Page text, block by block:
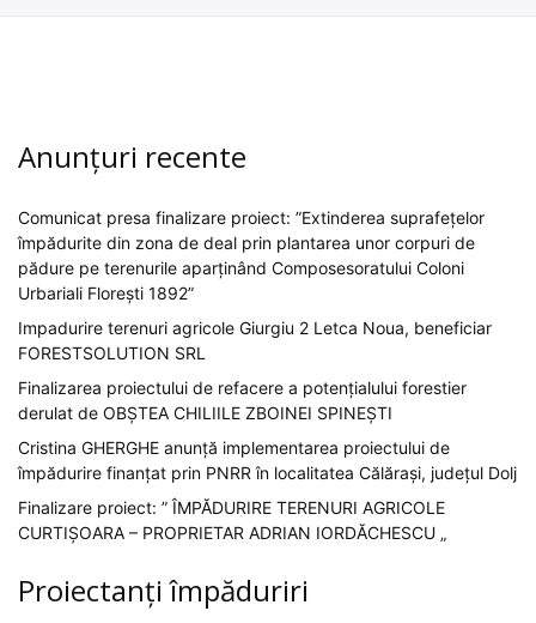
Anunțuri recente
Comunicat presa finalizare proiect: ”Extinderea suprafețelor
împădurite din zona de deal prin plantarea unor corpuri de
pădure pe terenurile aparținând Composesoratului Coloni
Urbariali Florești 1892”
Impadurire terenuri agricole Giurgiu 2 Letca Noua, beneficiar
FORESTSOLUTION SRL
Finalizarea proiectului de refacere a potențialului forestier
derulat de OBȘTEA CHILIILE ZBOINEI SPINEȘTI
Cristina GHERGHE anunță implementarea proiectului de
împădurire finanțat prin PNRR în localitatea Călărași, județul Dolj
Finalizare proiect: ” ÎMPĂDURIRE TERENURI AGRICOLE
CURTIȘOARA – PROPRIETAR ADRIAN IORDĂCHESCU „
Proiectanți împăduriri